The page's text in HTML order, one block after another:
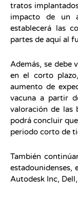
tratos
impacto de un
establecerá las
partes de aquí al
Además, se debe
en el corto
aumento de
vacuna a partir
valoración de las
podrá concluir
periodo corto de
También
estadounidenses,
Autodesk Inc,